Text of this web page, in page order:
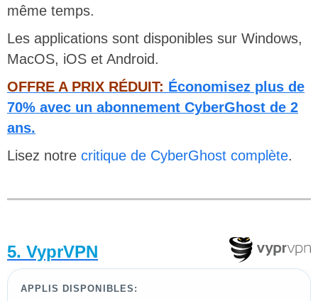
même temps.
Les applications sont disponibles sur Windows,
MacOS, iOS et Android.
OFFRE A PRIX RÉDUIT: Économisez plus de
70% avec un abonnement CyberGhost de 2
ans.
Lisez notre critique de CyberGhost complète.
5. VyprVPN
APPLIS DISPONIBLES: